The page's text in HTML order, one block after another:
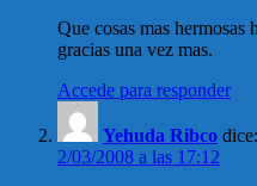
Que cosas mas
gracias una vez mas.
Accede para responder
Yehuda Ribco dice:
2/03/2008 a las 17:12